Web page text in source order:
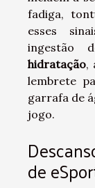
fadiga,
esses
ingestão
hidratação,
lembrete
garrafa de
jogo.
de